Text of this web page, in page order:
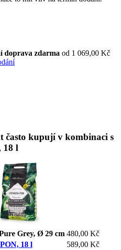
doprava zdarma od 1 069,00 Kč
často kupují v kombinaci s
18 l
Grey, Ø 29 cm 480,00 Kč
18 l
589,00 Kč